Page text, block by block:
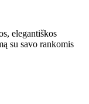
elegantiškos
su savo rankomis